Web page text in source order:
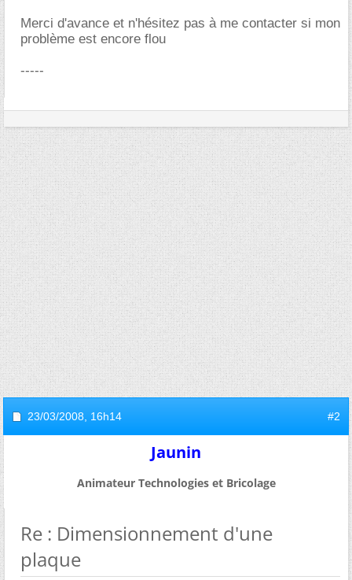
Merci d'avance et n'hésitez pas à me contacter si mon
problème est encore flou
-----
23/03/2008, 16h14 #2
Jaunin
Animateur Technologies et Bricolage
Re : Dimensionnement d'une
plaque